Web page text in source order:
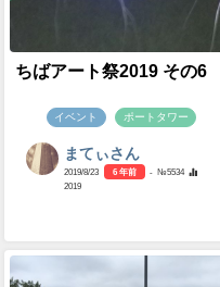
ちばアート祭2019 その6
イベント ポートタワー
まてぃさん
2019/8/23 6 年前
- №5534
2019